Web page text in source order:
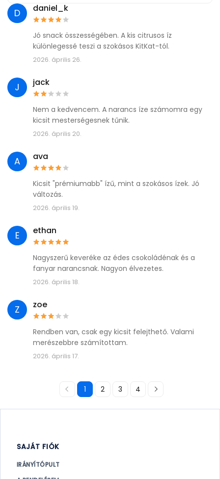
D daniel_k
Jó snack összességében. A kis citrusos íz
különlegessé teszi a szokásos KitKat-tól.
2026. április 26.
J jack
Nem a kedvencem. A narancs íze számomra egy
kicsit mesterségesnek tűnik.
2026. április 20.
A ava
Kicsit "prémiumabb" ízű, mint a szokásos ízek. Jó
változás.
2026. április 19.
E ethan
Nagyszerű keveréke az édes csokoládénak és a
fanyar narancsnak. Nagyon élvezetes.
2026. április 18.
Z zoe
Rendben van, csak egy kicsit felejthető. Valami
merészebbre számítottam.
2026. április 17.
1 2 3 4
SAJÁT FIÓK
IRÁNYÍTÓPULT